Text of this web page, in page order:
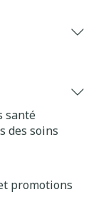
santé
des soins
promotions